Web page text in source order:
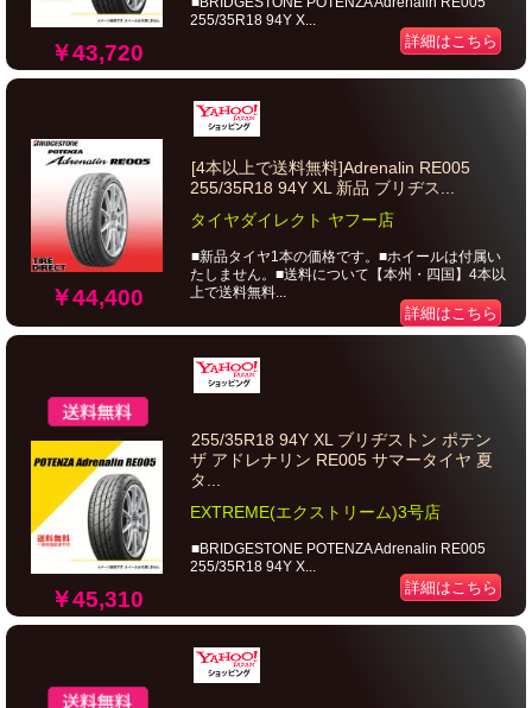
￥43,720
255/35R18 94Y X...
詳細はこちら
￥44,400
[4本以上で送料無料]Adrenalin RE005
255/35R18 94Y XL 新品 ブリヂス...
タイヤダイレクト ヤフー店
■新品タイヤ1本の価格です。■ホイールは付属い
たしません。■送料について【本州・四国】4本以
上で送料無料...
詳細はこちら
￥45,310
255/35R18 94Y XL ブリヂストン ポテン
ザ アドレナリン RE005 サマータイヤ 夏
タ...
EXTREME(エクストリーム)3号店
■BRIDGESTONE POTENZA Adrenalin RE005
255/35R18 94Y X...
詳細はこちら